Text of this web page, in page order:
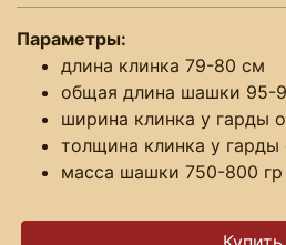
Параметры:
длина клинка 79-80 см
общая длина шашки 95-
ширина клинка у гарды
толщина клинка у
масса шашки 750-800 гр